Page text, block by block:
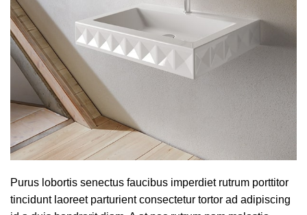
Purus lobortis senectus faucibus imperdiet rutrum porttitor
tincidunt laoreet parturient consectetur tortor ad adipiscing